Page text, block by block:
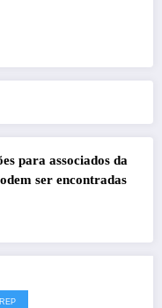
para associados da
ser encontradas
REP